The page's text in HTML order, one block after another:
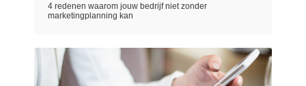
4 redenen waarom jouw bedrijf niet zonder
marketingplanning kan